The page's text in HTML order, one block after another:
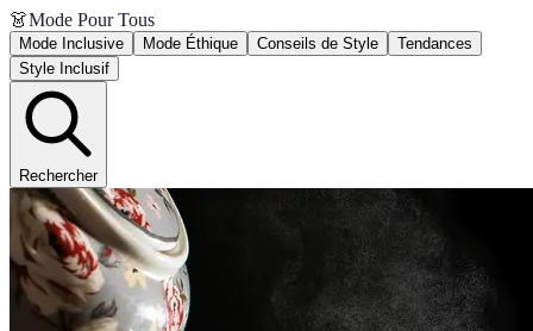
👗Mode Pour Tous
Mode Inclusive Mode Éthique Conseils de Style
Tendances
Style Inclusif
Rechercher